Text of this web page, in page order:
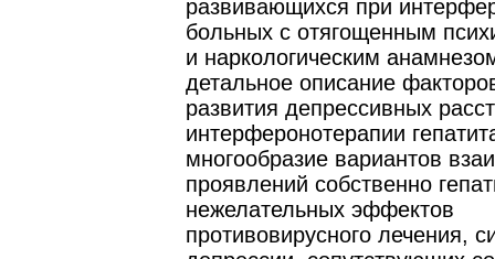
развивающихся при
больных с отягощенным
и наркологическим
детальное описание
развития депрессивных
интерферонотерапии
многообразие вариантов
проявлений собственно
нежелательных эффектов
противовирусного лечения,